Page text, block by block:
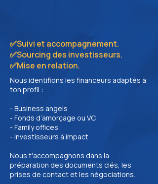
✅Suivi et accompagnement.
✅Sourcing des investisseurs.
✅Mise en relation.
Nous identifions les financeurs adaptés à
ton profil :
- Business angels
- Fonds d’amorçage ou VC
- Family offices
- Investisseurs à impact
Nous t'accompagnons dans la
préparation des documents clés, les
prises de contact et les négociations.